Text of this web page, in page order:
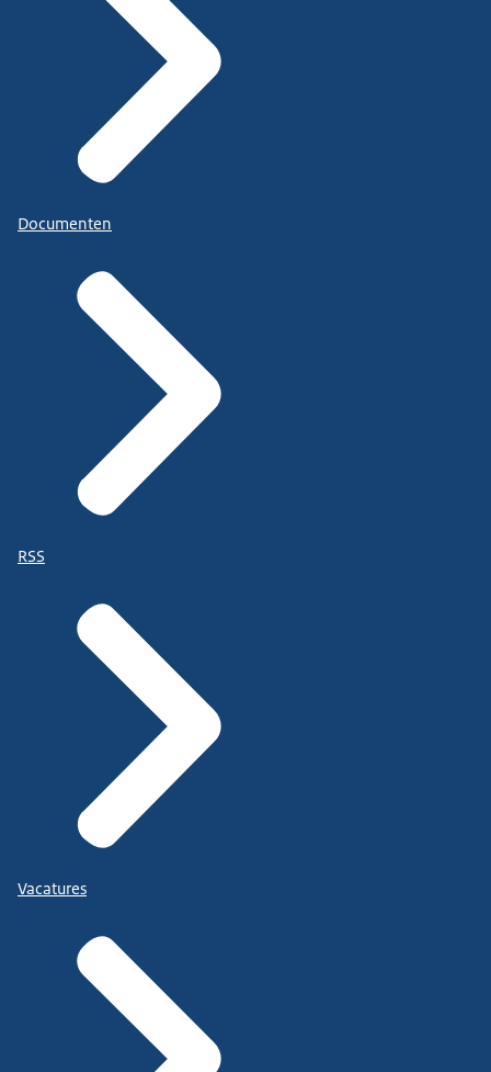
Documenten
RSS
Vacatures